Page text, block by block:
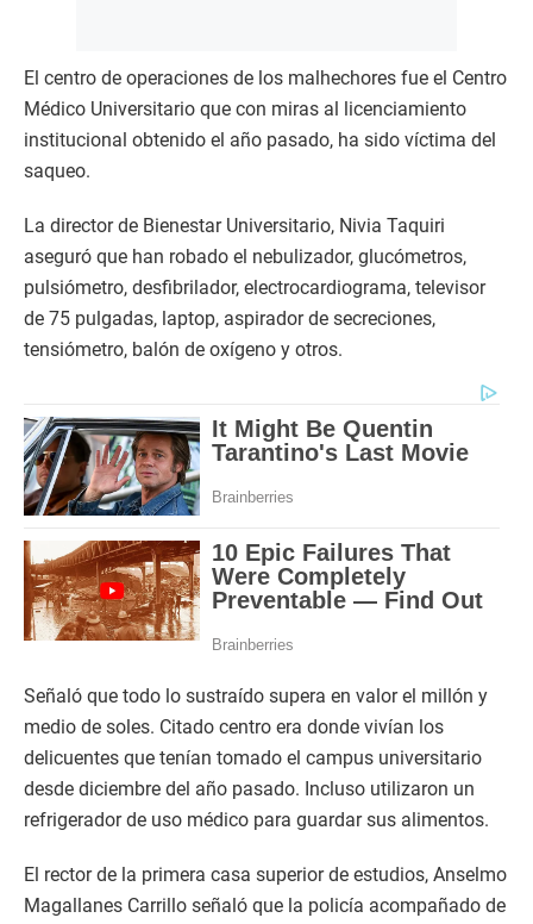
El centro de operaciones de los malhechores fue el Centro
Médico Universitario que con miras al licenciamiento
institucional obtenido el año pasado, ha sido víctima del
saqueo.
La director de Bienestar Universitario, Nivia Taquiri
aseguró que han robado el nebulizador, glucómetros,
pulsiómetro, desfibrilador, electrocardiograma, televisor
de 75 pulgadas, laptop, aspirador de secreciones,
tensiómetro, balón de oxígeno y otros.
Señaló que todo lo sustraído supera en valor el millón y
medio de soles. Citado centro era donde vivían los
delicuentes que tenían tomado el campus universitario
desde diciembre del año pasado. Incluso utilizaron un
refrigerador de uso médico para guardar sus alimentos.
El rector de la primera casa superior de estudios, Anselmo
Magallanes Carrillo señaló que la policía acompañado de